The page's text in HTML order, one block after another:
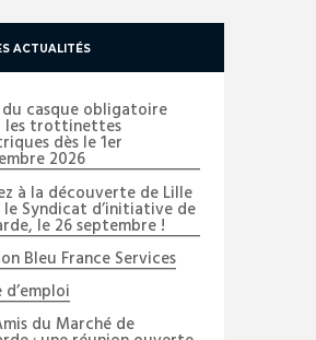
ACTUALITÉS
casque obligatoire
les trottinettes
dès le 1er
2026
à la découverte de Lille
le Syndicat d’initiative de
le 26 septembre !
Bleu France Services
d’emploi
du Marché de